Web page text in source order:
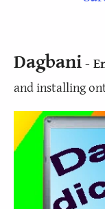
Dagbani -
and installing